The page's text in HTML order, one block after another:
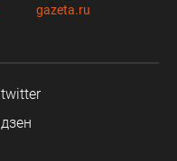
gazeta.ru
twitter
дзен